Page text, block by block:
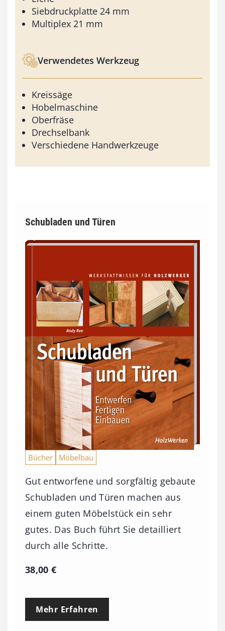
Siebdruckplatte 24 mm
Multiplex 21 mm
Verwendetes Werkzeug
Kreissäge
Hobelmaschine
Oberfräse
Drechselbank
Verschiedene Handwerkzeuge
Schubladen und Türen
Bücher Möbelbau
Gut entworfene und sorgfältig gebaute
Schubladen und Türen machen aus
einem guten Möbelstück ein sehr
gutes. Das Buch führt Sie detailliert
durch alle Schritte.
38,00€
Mehr Erfahren